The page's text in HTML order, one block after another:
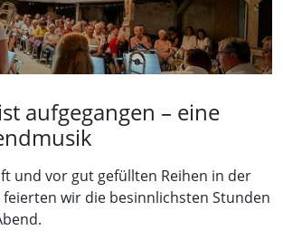
aufgegangen – eine
und vor gut gefüllten Reihen in der
wir die besinnlichsten Stunden